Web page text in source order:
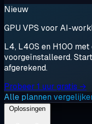
Nieuw
GPU VPS voor AI-
L4, L40S en H100
voorgeïnstalleerd.
afgerekend.
Probeer 1 uur gratis →
Alle plannen